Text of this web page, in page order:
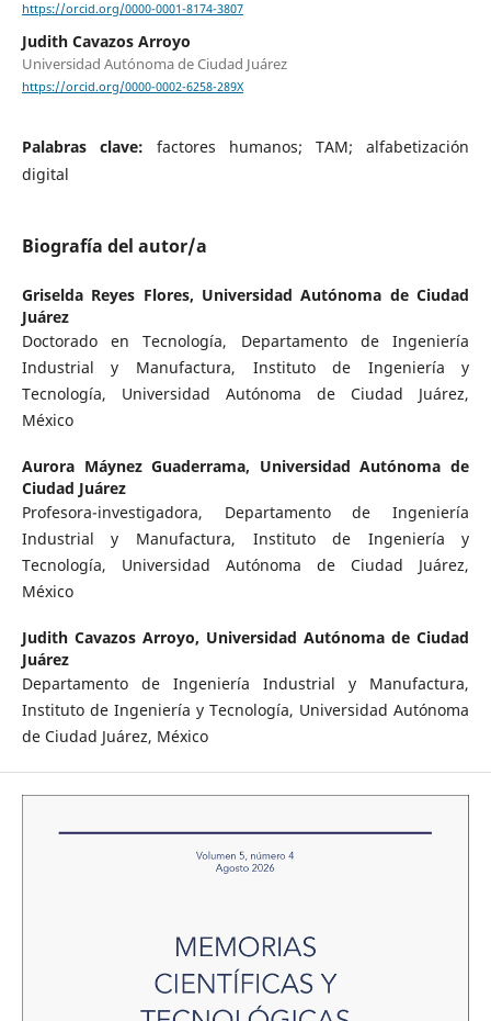
https://orcid.org/0000-0001-8174-3807
Judith Cavazos Arroyo
Universidad Autónoma de Ciudad Juárez
https://orcid.org/0000-0002-6258-289X
Palabras clave: factores humanos; TAM; alfabetización
digital
Biografía del autor/a
Griselda Reyes Flores, Universidad Autónoma de Ciudad
Juárez
Doctorado en Tecnología, Departamento de Ingeniería
Industrial y Manufactura, Instituto de Ingeniería y
Tecnología, Universidad Autónoma de Ciudad Juárez,
México
Aurora Máynez Guaderrama, Universidad Autónoma de
Ciudad Juárez
Profesora-investigadora, Departamento de Ingeniería
Industrial y Manufactura, Instituto de Ingeniería y
Tecnología, Universidad Autónoma de Ciudad Juárez,
México
Judith Cavazos Arroyo, Universidad Autónoma de Ciudad
Juárez
Departamento de Ingeniería Industrial y Manufactura,
Instituto de Ingeniería y Tecnología, Universidad Autónoma
de Ciudad Juárez, México